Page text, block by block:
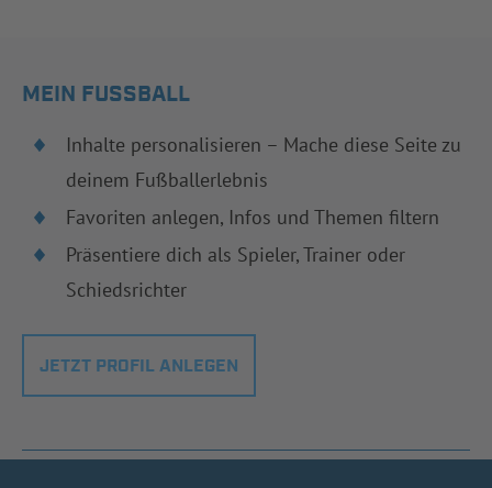
MEIN FUSSBALL
Inhalte personalisieren – Mache diese Seite zu
deinem Fußballerlebnis
Favoriten anlegen, Infos und Themen filtern
Präsentiere dich als Spieler, Trainer oder
Schiedsrichter
JETZT PROFIL ANLEGEN